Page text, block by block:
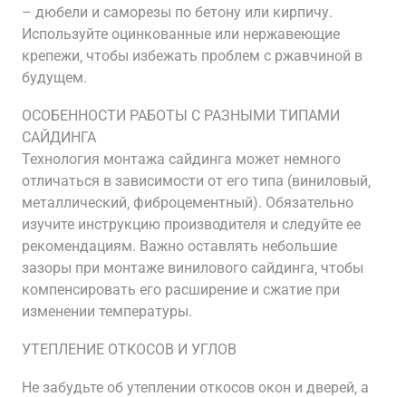
– дюбели и саморезы по бетону или кирпичу.
Используйте оцинкованные или нержавеющие
крепежи‚ чтобы избежать проблем с ржавчиной в
будущем.
ОСОБЕННОСТИ РАБОТЫ С РАЗНЫМИ ТИПАМИ
САЙДИНГА
Технология монтажа сайдинга может немного
отличаться в зависимости от его типа (виниловый‚
металлический‚ фиброцементный). Обязательно
изучите инструкцию производителя и следуйте ее
рекомендациям. Важно оставлять небольшие
зазоры при монтаже винилового сайдинга‚ чтобы
компенсировать его расширение и сжатие при
изменении температуры.
УТЕПЛЕНИЕ ОТКОСОВ И УГЛОВ
Не забудьте об утеплении откосов окон и дверей‚ а